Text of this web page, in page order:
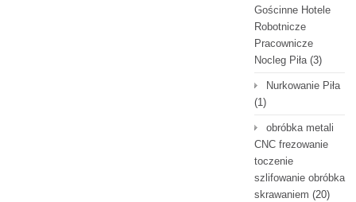
Gościnne Hotele
Robotnicze
Pracownicze
Nocleg Piła(3)
Nurkowanie Piła
(1)
obróbka metali
CNC frezowanie
toczenie
szlifowanie obróbka
skrawaniem (20)